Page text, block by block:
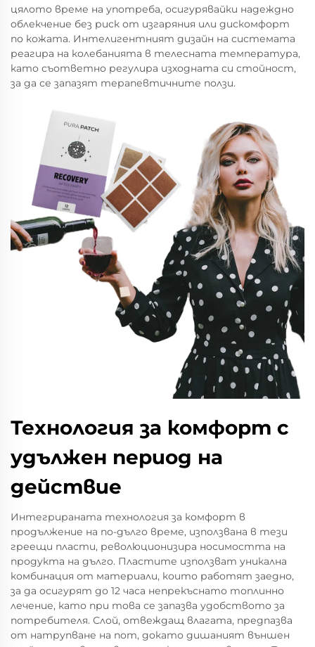
цялото време на употреба, осигурявайки надеждно
облекчение без риск от изгаряния или дискомфорт
по кожата. Интелигентният дизайн на системата
реагира на колебанията в телесната температура,
като съответно регулира изходната си стойност,
за да се запазят терапевтичните ползи.
Технология за комфорт с
удължен период на
действие
Интегрираната технология за комфорт в
продължение на по-дълго време, използвана в тези
греещи пласти, революционизира носимостта на
продукта на дълго. Пластите използват уникална
комбинация от материали, които работят заедно,
за да осигурят до 12 часа непрекъснато топлинно
лечение, като при това се запазва удобството за
потребителя. Слой, отвеждащ влагата, предпазва
от натрупване на пот, докато дишаният външен